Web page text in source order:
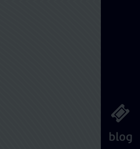
blog